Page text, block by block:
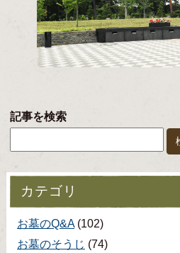
記事を検索
カテゴリ
お墓のQ&A(102)
お墓のそうじ (74)